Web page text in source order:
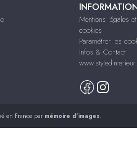
Mentions légales
cookies
Paramétrer les
Infos & Contact
en France par mémoire d'images.